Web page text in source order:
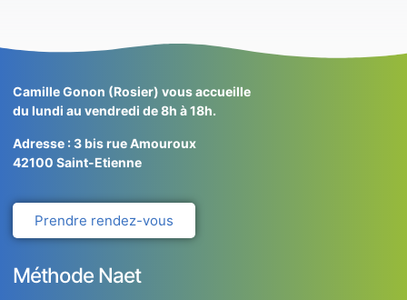
Camille Gonon (Rosier) vous accueille
du lundi au vendredi de 8h à 18h.
Adresse : 3 bis rue Amouroux
42100 Saint-Etienne
Prendre rendez-vous
Méthode Naet